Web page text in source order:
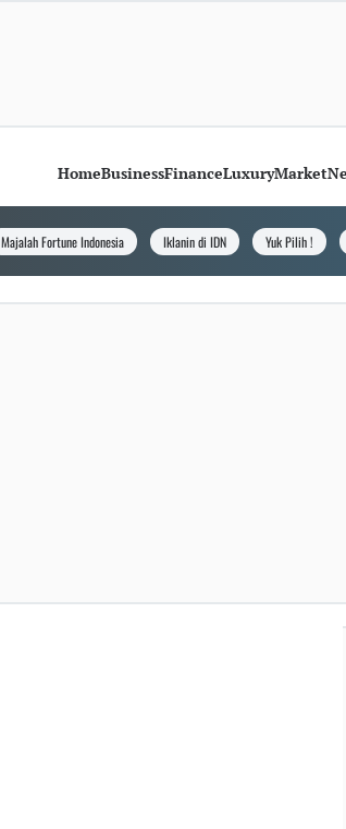
HomeBusinessFinanceLuxuryMarket
Majalah Fortune Indonesia Iklanin di IDN Yuk Pilih !